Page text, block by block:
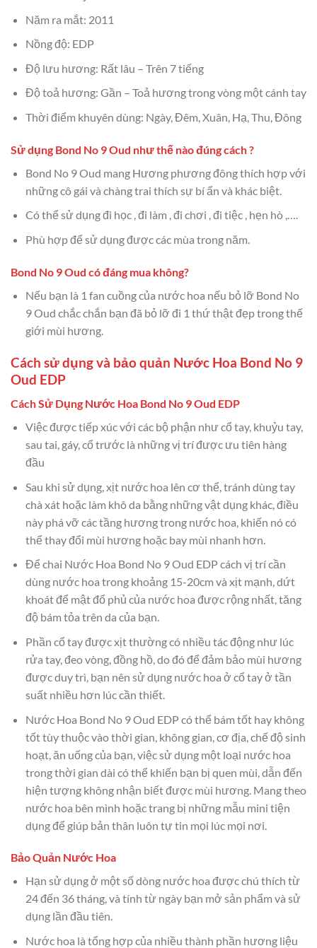
Năm ra mắt: 2011
Nồng độ: EDP
Độ lưu hương: Rất lâu – Trên 7 tiếng
Độ toả hương: Gần – Toả hương trong vòng một cánh tay
Thời điểm khuyên dùng: Ngày, Đêm, Xuân, Hạ, Thu, Đông
Sử dụng Bond No 9 Oud như thế nào đúng cách ?
Bond No 9 Oud mang Hương phương đông thích hợp với
những cô gái và chàng trai thích sự bí ẩn và khác biệt.
Có thể sử dụng đi học , đi làm , đi chơi , đi tiệc , hẹn hò ,….
Phù hợp để sử dụng được các mùa trong năm.
Bond No 9 Oud có đáng mua không?
Nếu bạn là 1 fan cuồng của nước hoa nếu bỏ lỡ Bond No
9 Oud chắc chắn bạn đã bỏ lỡ đi 1 thứ thật đẹp trong thế
giới mùi hương.
Cách sử dụng và bảo quản Nước Hoa Bond No 9
Oud EDP
Cách Sử Dụng Nước Hoa Bond No 9 Oud EDP
Việc được tiếp xúc với các bộ phận như cổ tay, khuỷu tay,
sau tai, gáy, cổ trước là những vị trí được ưu tiên hàng
đầu
Sau khi sử dụng, xịt nước hoa lên cơ thể, tránh dùng tay
chà xát hoặc làm khô da bằng những vật dụng khác, điều
này phá vỡ các tầng hương trong nước hoa, khiến nó có
thể thay đổi mùi hương hoặc bay mùi nhanh hơn.
Để chai Nước Hoa Bond No 9 Oud EDP cách vị trí cần
dùng nước hoa trong khoảng 15-20cm và xịt mạnh, dứt
khoát để mật đổ phủ của nước hoa được rộng nhất, tăng
độ bám tỏa trên da của bạn.
Phần cổ tay được xịt thường có nhiều tác động như lúc
rửa tay, đeo vòng, đồng hồ, do đó để đảm bảo mùi hương
được duy trì, bạn nên sử dụng nước hoa ở cổ tay ở tần
suất nhiều hơn lúc cần thiết.
Nước Hoa Bond No 9 Oud EDP có thể bám tốt hay không
tốt tùy thuộc vào thời gian, không gian, cơ địa, chế độ sinh
hoạt, ăn uống của bạn, việc sử dụng một loại nước hoa
trong thời gian dài có thể khiến bạn bị quen mùi, dẫn đến
hiện tượng không nhận biết được mùi hương. Mang theo
nước hoa bên mình hoặc trang bị những mẫu mini tiện
dụng để giúp bản thân luôn tự tin mọi lúc mọi nơi.
Bảo Quản Nước Hoa
Hạn sử dụng ở một số dòng nước hoa được chú thích từ
24 đến 36 tháng, và tính từ ngày bạn mở sản phẩm và sử
dụng lần đầu tiên.
Nước hoa là tổng hợp của nhiều thành phần hương liệu